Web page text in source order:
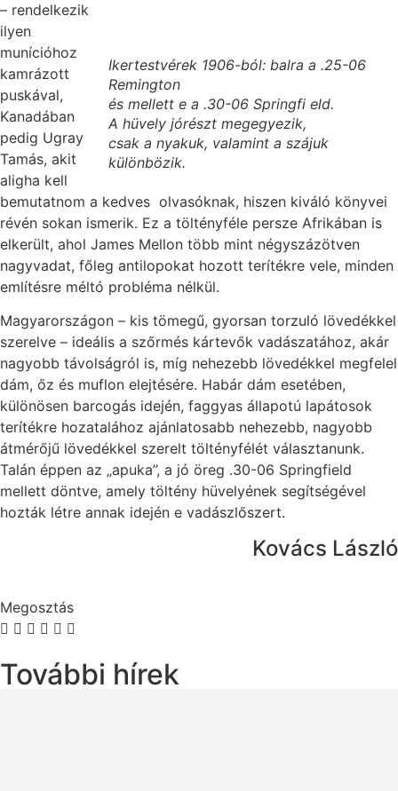
Ikertestvérek 1906-ból: balra a .25-06
Remington
és mellett e a .30-06 Springfi eld.
A hüvely jórészt megegyezik,
csak a nyakuk, valamint a szájuk
különbözik.
– rendelkezik
ilyen
munícióhoz
kamrázott
puskával,
Kanadában
pedig Ugray
Tamás, akit
aligha kell
bemutatnom a kedves olvasóknak, hiszen kiváló könyvei
révén sokan ismerik. Ez a töltényféle persze Afrikában is
elkerült, ahol James Mellon több mint négyszázötven
nagyvadat, főleg antilopokat hozott terítékre vele, minden
említésre méltó probléma nélkül.
Magyarországon – kis tömegű, gyorsan torzuló lövedékkel
szerelve – ideális a szőrmés kártevők vadászatához, akár
nagyobb távolságról is, míg nehezebb lövedékkel megfelel
dám, őz és muflon elejtésére. Habár dám esetében,
különösen barcogás idején, faggyas állapotú lapátosok
terítékre hozatalához ajánlatosabb nehezebb, nagyobb
átmérőjű lövedékkel szerelt töltényfélét választanunk.
Talán éppen az „apuka”, a jó öreg .30-06 Springfield
mellett döntve, amely töltény hüvelyének segítségével
hozták létre annak idején e vadászlőszert.
Kovács László
Megosztás
További hírek